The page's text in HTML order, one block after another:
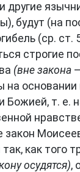
другие
будут (на
(ср. ст.
строгие
(вне закона
на основании
Божией, т. е.
как того
осудятся),